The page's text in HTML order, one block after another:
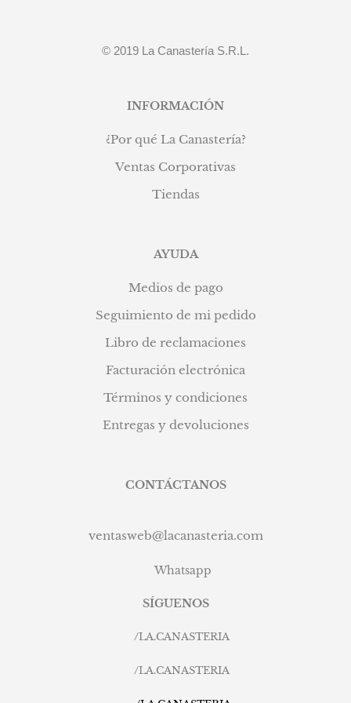
© 2019 La Canastería S.R.L.
INFORMACIÓN
¿Por qué La Canastería?
Ventas Corporativas
Tiendas
AYUDA
Medios de pago
Seguimiento de mi pedido
Libro de reclamaciones
Facturación electrónica
Términos y condiciones
Entregas y devoluciones
CONTÁCTANOS
ventasweb@lacanasteria.com
Whatsapp
SÍGUENOS
/LA.CANASTERIA
/LA.CANASTERIA